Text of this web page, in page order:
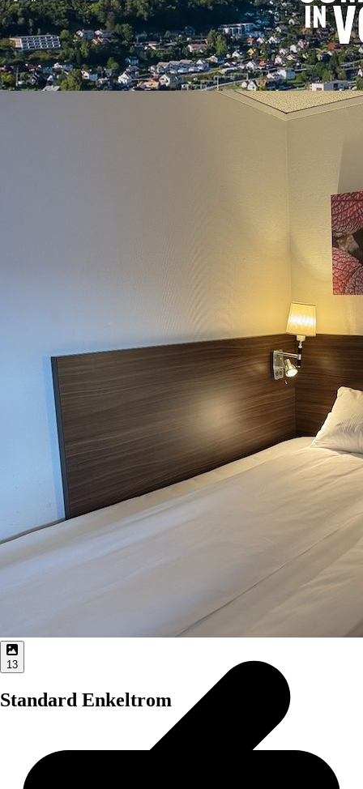
Utforsk og nyt! Bo komfortabelt, spis godt og opplev det beste av Voss
med vår spesialpakke! Vennligst noter at restauranten stenger kl 20:00
13
Standard Enkeltrom